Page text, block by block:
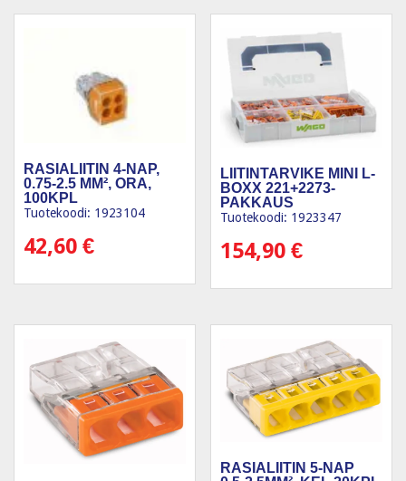
RASIALIITIN 4-NAP,
0.75-2.5 MM², ORA,
100KPL
Tuotekoodi: 1923104
42,60 €
LIITINTARVIKE MINI L-
BOXX 221+2273-
PAKKAUS
Tuotekoodi: 1923347
154,90€
RASIALIITIN 5-NAP